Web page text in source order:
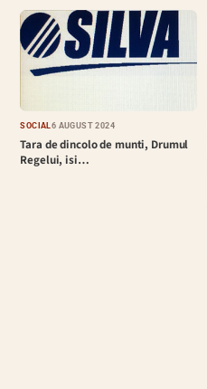
SOCIAL 6 AUGUST 2024
Tara de dincolo de munti, Drumul
Regelui, isi…